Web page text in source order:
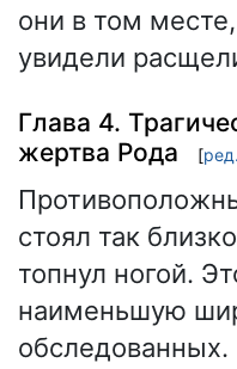
они в том
увидели
Глава 4.
жертва Рода
[ред.
стоял так
топнул ногой.
наименьшую
обследованных.